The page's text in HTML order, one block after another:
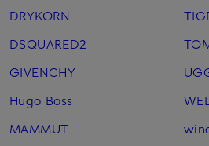
DRYKORN
DSQUARED2
GIVENCHY
Hugo Boss
MAMMUT